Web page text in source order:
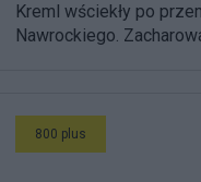
Kreml wściekły po
Nawrockiego.
800 plus